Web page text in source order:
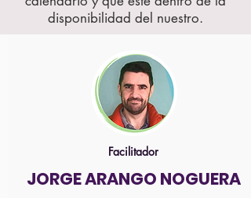
disponibilidad del nuestro.
Facilitador
JORGE ARANGO NOGUERA